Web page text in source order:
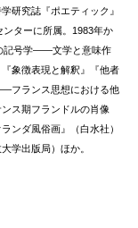
研究誌『ポエティック』
ターに所属。1983年か
記号学——文学と意味作
象徴表現と解釈』『他者
フランス思想における他
ス期フランドルの肖像
ンダ風俗画』（白水社）
学出版局）ほか。